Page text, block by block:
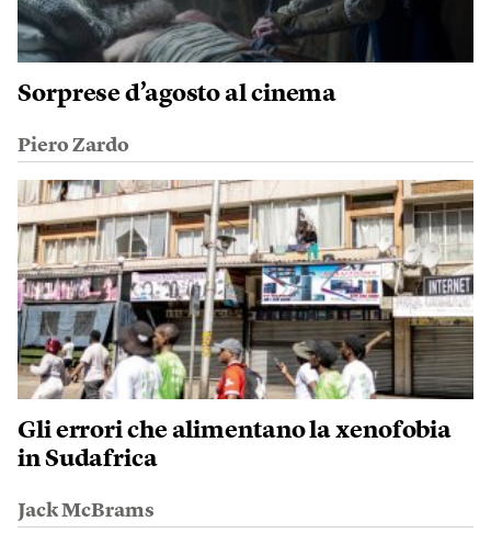
Sorprese d’agosto al cinema
Piero Zardo
Gli errori che alimentano la xenofobia
in Sudafrica
Jack McBrams